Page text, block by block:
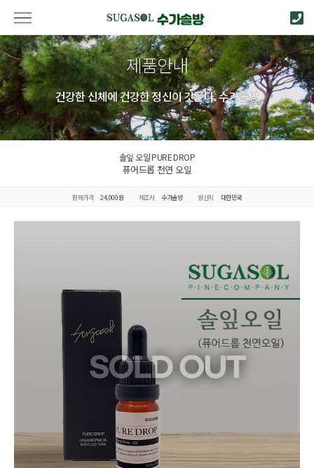
제품안내
건강한 신체에 건강한 정신이 깃든다. 수가솔방
솔잎 오일 PURE DROP
퓨어드롭 천연 오일
판매가격 24,000원 제조사 수가솔방 원산지 대한민국